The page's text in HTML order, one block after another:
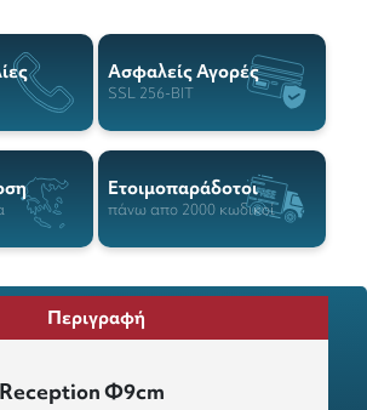
Ασφαλείς Αγορές
SSL 256-BIT
Ετοιμοπαράδοτοι
πάνω απο 2000 κωδικοί
Περιγραφή
Φ9cm